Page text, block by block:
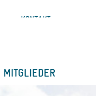
KONTAKT
MITGLIEDER